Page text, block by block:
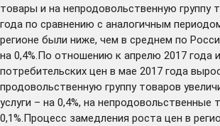
товары и на непродовольственную группу
года по сравнению с аналогичным
регионе были ниже, чем в среднем по
на 0,4%.По отношению к апрелю 2017 года
потребительских цен в мае 2017 года
продовольственную группу товаров
услуги – на 0,4%, на непродовольственные
0,1%.Процесс замедления роста цен в